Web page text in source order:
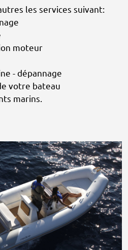
les services suivant:
moteur
- dépannage
votre bateau
marins.